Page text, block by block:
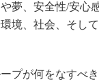
、安全性/安心
境、社会、そし
が何をなすべ